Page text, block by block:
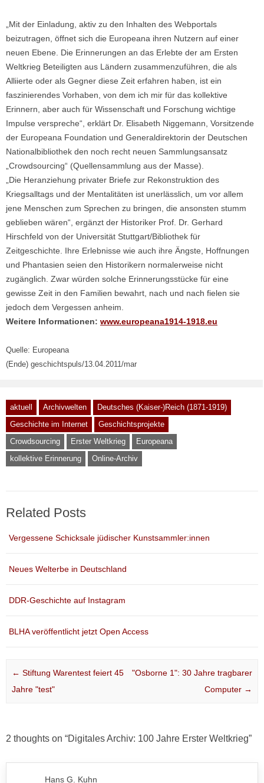
„Mit der Einladung, aktiv zu den Inhalten des Webportals
beizutragen, öffnet sich die Europeana ihren Nutzern auf einer
neuen Ebene. Die Erinnerungen an das Erlebte der am Ersten
Weltkrieg Beteiligten aus Ländern zusammenzuführen, die als
Alliierte oder als Gegner diese Zeit erfahren haben, ist ein
faszinierendes Vorhaben, von dem ich mir für das kollektive
Erinnern, aber auch für Wissenschaft und Forschung wichtige
Impulse verspreche“, erklärt Dr. Elisabeth Niggemann, Vorsitzende
der Europeana Foundation und Generaldirektorin der Deutschen
Nationalbibliothek den noch recht neuen Sammlungsansatz
„Crowdsourcing“ (Quellensammlung aus der Masse).
„Die Heranziehung privater Briefe zur Rekonstruktion des
Kriegsalltags und der Mentalitäten ist unerlässlich, um vor allem
jene Menschen zum Sprechen zu bringen, die ansonsten stumm
geblieben wären“, ergänzt der Historiker Prof. Dr. Gerhard
Hirschfeld von der Universität Stuttgart/Bibliothek für
Zeitgeschichte. Ihre Erlebnisse wie auch ihre Ängste, Hoffnungen
und Phantasien seien den Historikern normalerweise nicht
zugänglich. Zwar würden solche Erinnerungsstücke für eine
gewisse Zeit in den Familien bewahrt, nach und nach fielen sie
jedoch dem Vergessen anheim.
Weitere Informationen: www.europeana1914-1918.eu
Quelle: Europeana
(Ende) geschichtspuls/13.04.2011/mar
aktuell Archivwelten
Deutsches (Kaiser-)Reich (1871-1919)
Geschichte im Internet
Geschichtsprojekte
Crowdsourcing
Erster Weltkrieg
Europeana
kollektive Erinnerung
Online-Archiv
Related Posts
Vergessene Schicksale jüdischer Kunstsammler:innen
Neues Welterbe in Deutschland
DDR-Geschichte auf Instagram
BLHA veröffentlicht jetzt Open Access
Post navigation
← Stiftung Warentest feiert 45
Jahre "test"
"Osborne 1": 30 Jahre tragbarer
Computer →
2 thoughts on “Digitales Archiv: 100 Jahre Erster Weltkrieg”
Hans G. Kuhn